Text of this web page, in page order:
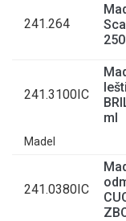
241.264
241.3100IC
ml
Madel
241.0380IC